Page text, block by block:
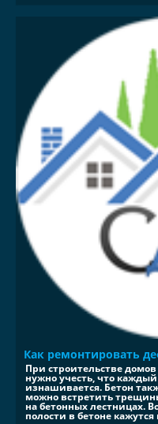
Как ремонтировать
При строительстве
нужно учесть, что
изнашивается. Бетон
можно встретить
на бетонных лестницах.
полости в бетоне